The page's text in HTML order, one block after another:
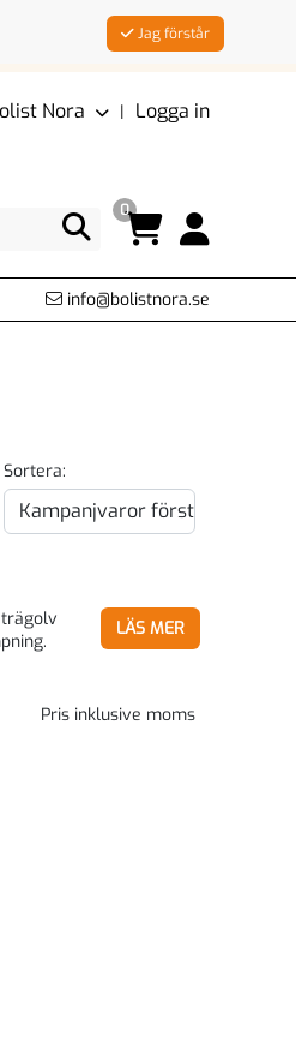
Jag förstår
Nora | Logga in
0
info@bolistnora.se
Sortera:
LÄS MER
Pris inklusive moms